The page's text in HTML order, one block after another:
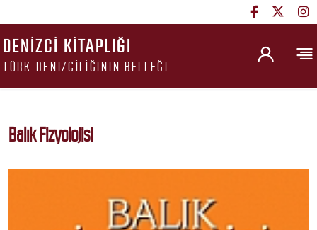
DENIZCI KITAPLIĞI
TÜRK DENIZCILIĞININ BELLEĞI
Balık Fizyolojisi